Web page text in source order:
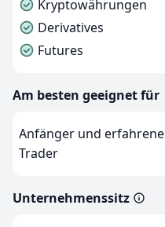
Kryptowährungen
Derivatives
Futures
Am besten geeignet für
Anfänger und erfahrene
Trader
Unternehmenssitz